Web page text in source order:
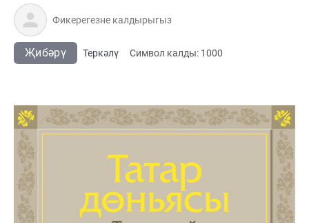
Җибәрү Теркәлү Cимвол калды: 1000